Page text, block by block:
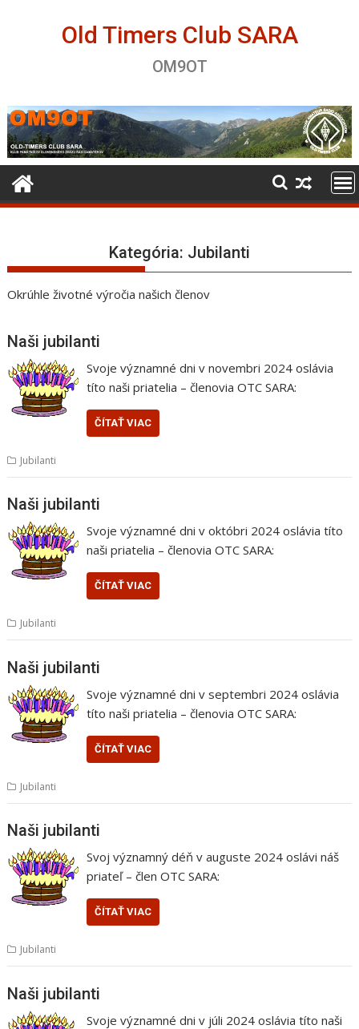
Old Timers Club SARA
OM9OT
Kategória: Jubilanti
Okrúhle životné výročia našich členov
Naši jubilanti
Svoje významné dni v novembri 2024 oslávia
títo naši priatelia – členovia OTC SARA:
ČÍTAŤ VIAC
Jubilanti
Naši jubilanti
Svoje významné dni v októbri 2024 oslávia títo
naši priatelia – členovia OTC SARA:
ČÍTAŤ VIAC
Jubilanti
Naši jubilanti
Svoje významné dni v septembri 2024 oslávia
títo naši priatelia – členovia OTC SARA:
ČÍTAŤ VIAC
Jubilanti
Naši jubilanti
Svoj významný déň v auguste 2024 oslávi náš
priateľ – člen OTC SARA:
ČÍTAŤ VIAC
Jubilanti
Naši jubilanti
Svoje významné dni v júli 2024 oslávia títo naši